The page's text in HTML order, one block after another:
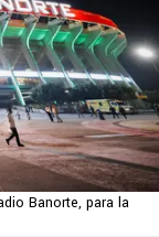
Banorte, para la